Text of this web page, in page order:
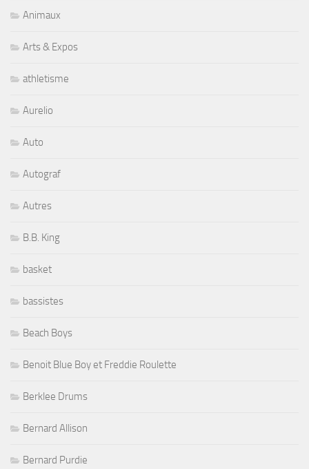
Animaux
Arts & Expos
athletisme
Aurelio
Auto
Autograf
Autres
B.B. King
basket
bassistes
Beach Boys
Benoit Blue Boy et Freddie Roulette
Berklee Drums
Bernard Allison
Bernard Purdie